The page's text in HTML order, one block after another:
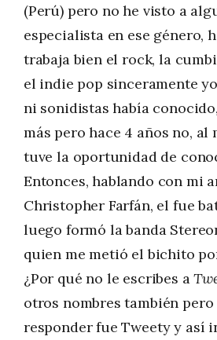
(Perú) pero no he visto a
especialista en ese género,
trabaja bien el rock, la
el indie pop sinceramente
ni sonidistas había
más pero hace 4 años no, al
tuve la oportunidad de
Entonces, hablando con mi
Christopher Farfán, el fue
luego formó la banda
quien me metió el bichito
¿Por qué no le escribes a
otros nombres también
responder fue Tweety y así